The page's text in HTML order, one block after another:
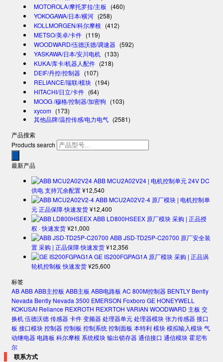
MOTOROLA/摩托罗拉/主板 (460)
YOKOGAWA/日本/横河 (258)
KOLLMORGEN/科尔摩根 (412)
METSO/美卓/卡件 (119)
WOODWARD/伍德沃德/调速器 (592)
YASKAWA/日本/安川电机 (133)
KUKA/库卡/机器人配件 (218)
DEIF/丹控/控制器 (107)
RELIANCE/瑞联/模块 (194)
HITACHI/日立/卡件 (64)
MOOG /穆格/控制器/加密狗 (103)
xycom (173)
其他品牌/温控传感/电力电气 (2581)
产品搜索
Products search
最新产品
ABB MCU2A02V24 | 电机控制单元 24V DC
供电 支持冗余配置¥12,540
ABB MCU2A02V2-4 原厂模块 | 电机控制单
元 正品保障·快速发货¥12,400
ABB LD800HSEEX 原厂模块 采购 | 正品授
权 · 快速发货¥21,000
ABB JSD-TD25P-C20700 原厂安全装
置 采购 | 正品保障·快速发货¥12,356
GE IS200FGPAG1A 原厂模块 采购 | 正品涡
轮机控制板 快速发货¥25,600
标签
ABABBABB主控板 ABB主板 ABB电路板 AC 800M控制器 BENTLY Bently
Nevada Bently Nevada 3500 EMERSON Foxboro GE HONEYWELL
KOKUSAI Reliance REXROTH REXRTOH VARIAN WOODWARD 主板 交
换机伍德沃德传感器卡件变频器处理器单元处理器模块张力传感器接口
板 接口模块控制器控制板 控制系统控制面板 本特利模块模拟输入模块气
动继电器电路板 科尔摩根 系统模块输出锁存器通信接口 通信模块霍尼韦
尔
联系方式